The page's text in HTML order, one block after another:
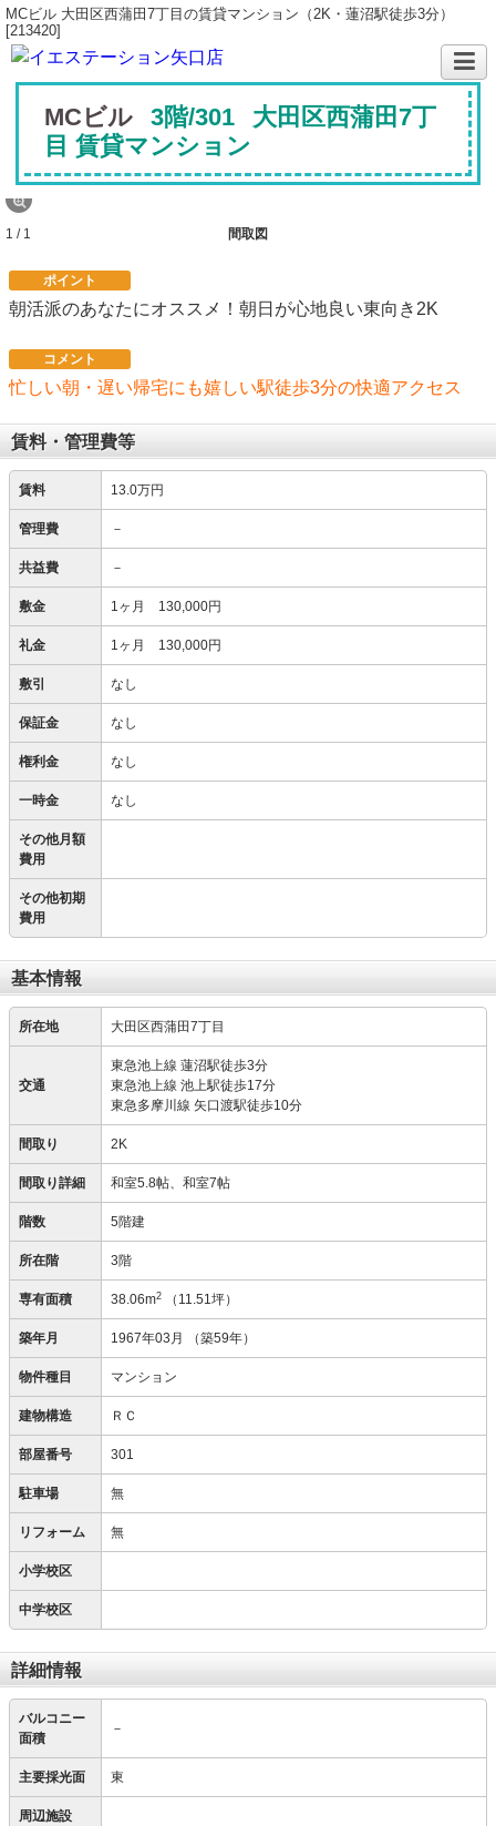
MCビル 大田区西蒲田7丁目の賃貸マンション（2K・蓮沼駅徒歩3分）
[213420]
MCビル 3階/301
大田区西蒲田7丁
目 賃貸マンション
間取図
1 / 1
ポイント
朝活派のあなたにオススメ！朝日が心地良い東向き2K
コメント
忙しい朝・遅い帰宅にも嬉しい駅徒歩3分の快適アクセス
賃料・管理費等
賃料 13.0万円
管理費 －
共益費 －
敷金 1ヶ月 130,000円
礼金 1ヶ月 130,000円
敷引 なし
保証金 なし
権利金 なし
一時金 なし
その他月額
費用
その他初期
費用
基本情報
所在地 大田区西蒲田7丁目
交通
東急池上線 蓮沼駅徒歩3分
東急池上線 池上駅徒歩17分
東急多摩川線 矢口渡駅徒歩10分
間取り 2K
間取り詳細 和室5.8帖、和室7帖
階数 5階建
所在階 3階
専有面積 38.06m2 （11.51坪）
築年月 1967年03月 （築59年）
物件種目 マンション
建物構造 ＲＣ
部屋番号 301
駐車場 無
リフォーム 無
小学校区
中学校区
詳細情報
バルコニー
面積
－
主要採光面 東
周辺施設